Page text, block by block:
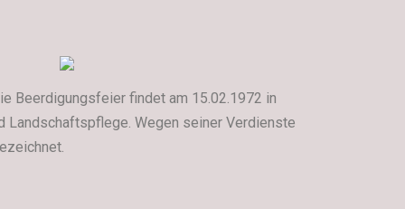
Beerdigungsfeier findet am 15.02.1972 in
Landschaftspflege. Wegen seiner Verdienste